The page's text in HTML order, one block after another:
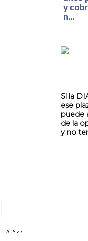
y
n...
Si la
ese
puede
de la
y no
ADS-27